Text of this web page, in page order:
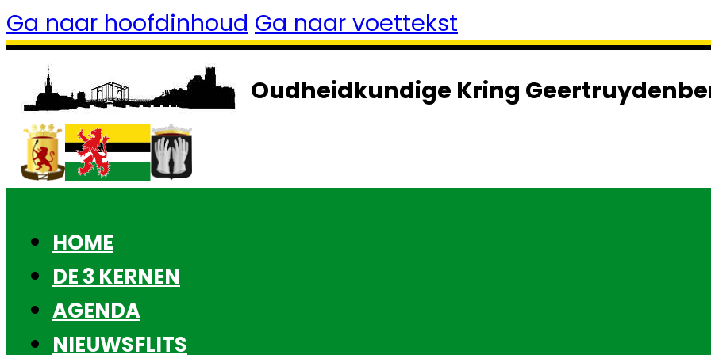
Ga naar hoofdinhoud Ga naar voettekst
Oudheidkundige Kring
HOME
DE 3 KERNEN
AGENDA
NIEUWSFLITS